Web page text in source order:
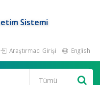
Sistemi
Araştırmacı Girişi English